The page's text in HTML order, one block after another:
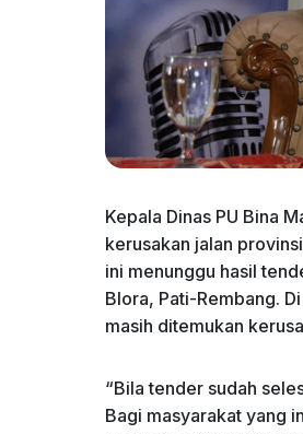
Kepala Dinas PU Bina
kerusakan jalan
ini menunggu hasil
Blora, Pati-Rembang.
masih ditemukan
“Bila tender sudah
Bagi masyarakat yang